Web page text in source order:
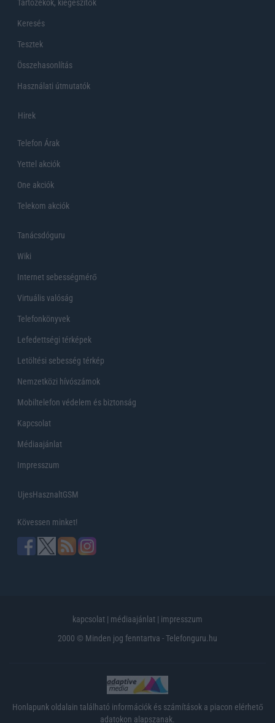
Tartozékok, kiegeszítők
Keresés
Tesztek
Összehasonlítás
Használati útmutatók
Hirek
Telefon Árak
Yettel akciók
One akciók
Telekom akciók
Tanácsdóguru
Wiki
Internet sebességmérő
Virtuális valóság
Telefonkönyvek
Lefedettségi térképek
Letöltési sebesség térkép
Nemzetközi hívószámok
Mobiltelefon védelem és biztonság
Kapcsolat
Médiaajánlat
Impresszum
UjesHasznaltGSM
Kövessen minket!
kapcsolat | médiaajánlat | impresszum
2000 © Minden jog fenntartva - Telefonguru.hu
Honlapunk oldalain található információk és számítások a piacon elérhető
adatokon alapszanak.